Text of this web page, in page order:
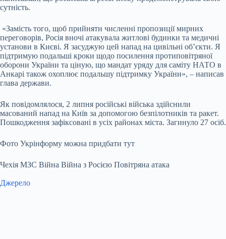
сутність.
«Замість того, щоб прийняти численні пропозиції мирних
переговорів, Росія вночі атакувала житлові будинки та медичні
установи в Києві. Я засуджую цей напад на цивільні об’єкти. Я
підтримую подальші кроки щодо посилення протиповітряної
оборони України та ціную, що мандат уряду для саміту НАТО в
Анкарі також охоплює подальшу підтримку України», – написав
глава держави.
Як повідомлялося, 2 липня російські війська здійснили
масований напад на Київ за допомогою безпілотників та ракет.
Пошкодження зафіксовані в усіх районах міста. Загинуло 27 осіб.
Фото Укрінформу можна придбати тут
Чехія МЗС Війна Війна з Росією Повітряна атака
Джерело